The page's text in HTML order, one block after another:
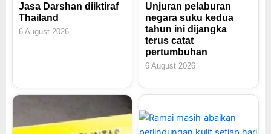
Jasa Darshan diiktiraf
Thailand
6 August 2026
Unjuran pelaburan
negara suku kedua
tahun ini dijangka
terus catat
pertumbuhan
6 August 2026